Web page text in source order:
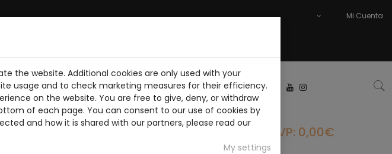
Mi Cuenta
NOTICIAS PILOTOS TRABAJA CON NOSOTROS
PVP: 0,00€
the website. Additional cookies are only used with your
usage and to check marketing measures for their efficiency.
on the website. You are free to give, deny, or withdraw
of each page. You can consent to our use of cookies by
and how it is shared with our partners, please read our
My settings